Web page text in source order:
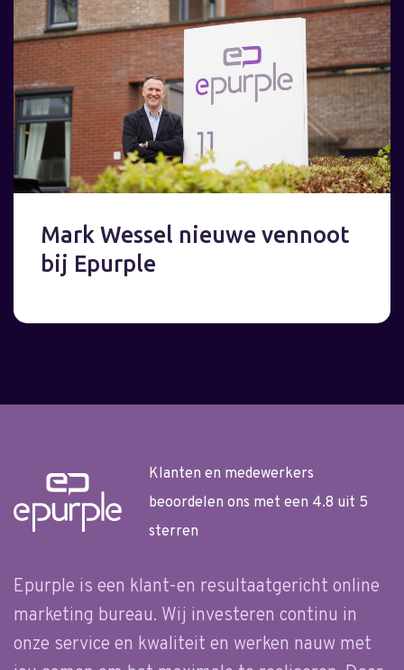
Mark Wessel nieuwe vennoot
bij Epurple
Klanten en medewerkers
beoordelen ons met een 4.8 uit 5
sterren
Epurple is een klant-en resultaatgericht online
marketing bureau. Wij investeren continu in
onze service en kwaliteit en werken nauw met